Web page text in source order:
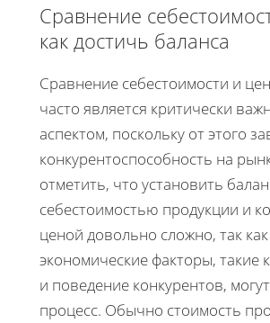
Сравнение
как достичь баланса
Сравнение себестоимости и
часто является критически
аспектом, поскольку от этого
конкурентоспособность на
отметить, что установить
себестоимостью продукции и
ценой довольно сложно, так
экономические факторы, такие
и поведение конкурентов,
процесс. Обычно стоимость